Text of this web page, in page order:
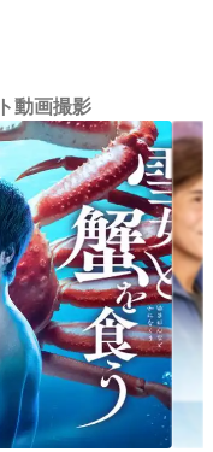
動画撮影